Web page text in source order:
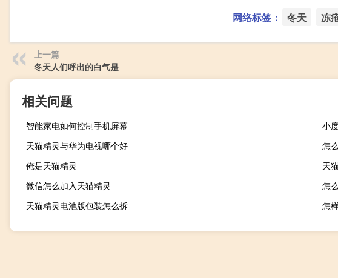
网络标签： 冬天 冻
上一篇
冬天人们呼出的白气是
相关问题
智能家电如何控制手机屏幕
小
天猫精灵与华为电视哪个好
怎
俺是天猫精灵
天
微信怎么加入天猫精灵
怎
天猫精灵电池版包装怎么拆
怎